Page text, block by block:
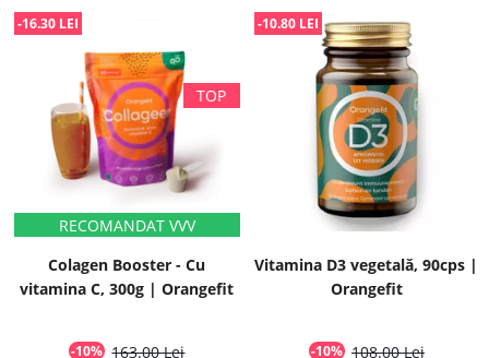
Colagen Booster - Cu
vitamina C, 300g | Orangefit
-10% 163.00 Lei
-16.30 LEI
Vitamina D3 vegetală, 90cps |
Orangefit
-10% 108.00 Lei
-10.80 LEI